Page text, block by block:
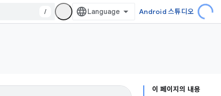
/ Android 스튜디오
이 페이지의 내용